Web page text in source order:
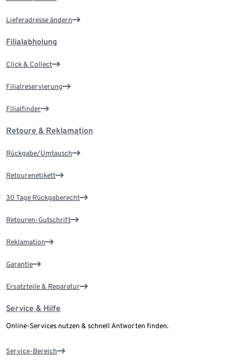
Lieferadresse ändern
Filialabholung
Click & Collect
Filialreservierung
Filialfinder
Retoure & Reklamation
Rückgabe/Umtausch
Retourenetikett
30 Tage Rückgaberecht
Retouren-Gutschrift
Reklamation
Garantie
Ersatzteile & Reparatur
Service & Hilfe
Online-Services nutzen & schnell Antworten finden.
Service-Bereich